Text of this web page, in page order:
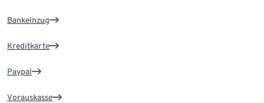
Bankeinzug
Kreditkarte
Paypal
Vorauskasse